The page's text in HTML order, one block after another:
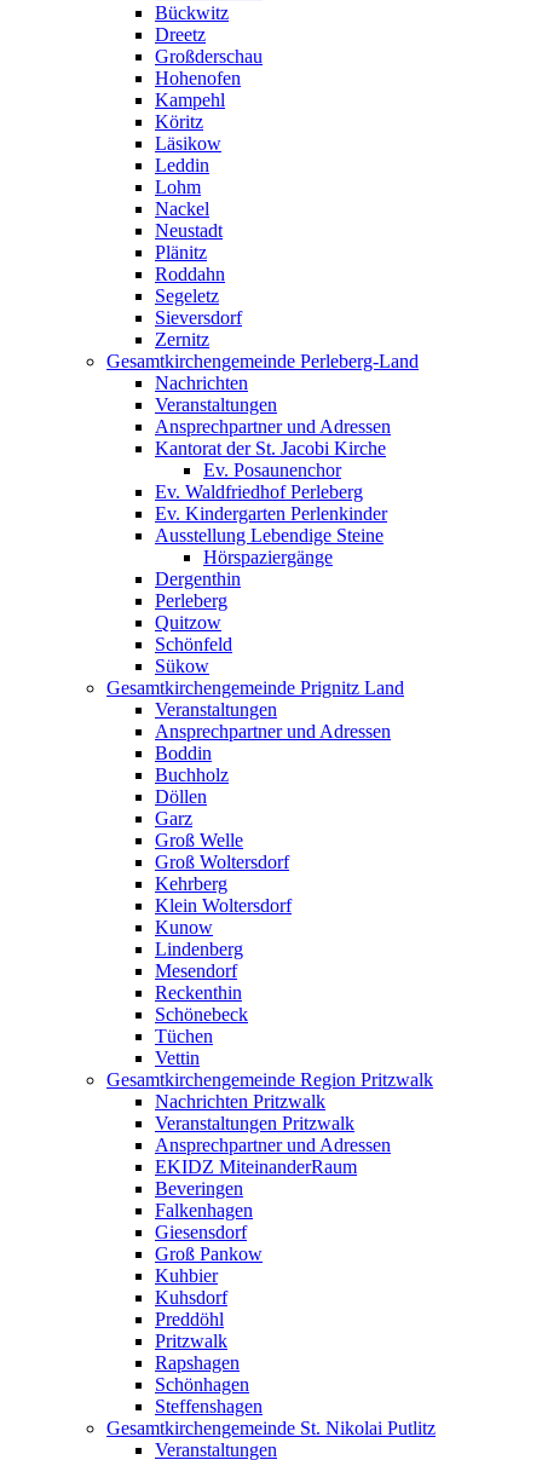
Bückwitz
Dreetz
Großderschau
Hohenofen
Kampehl
Köritz
Läsikow
Leddin
Lohm
Nackel
Neustadt
Plänitz
Roddahn
Segeletz
Sieversdorf
Zernitz
Gesamtkirchengemeinde Perleberg-Land
Nachrichten
Veranstaltungen
Ansprechpartner und Adressen
Kantorat der St. Jacobi Kirche
Ev. Posaunenchor
Ev. Waldfriedhof Perleberg
Ev. Kindergarten Perlenkinder
Ausstellung Lebendige Steine
Hörspaziergänge
Dergenthin
Perleberg
Quitzow
Schönfeld
Sükow
Gesamtkirchengemeinde Prignitz Land
Veranstaltungen
Ansprechpartner und Adressen
Boddin
Buchholz
Döllen
Garz
Groß Welle
Groß Woltersdorf
Kehrberg
Klein Woltersdorf
Kunow
Lindenberg
Mesendorf
Reckenthin
Schönebeck
Tüchen
Vettin
Gesamtkirchengemeinde Region Pritzwalk
Nachrichten Pritzwalk
Veranstaltungen Pritzwalk
Ansprechpartner und Adressen
EKIDZ MiteinanderRaum
Beveringen
Falkenhagen
Giesensdorf
Groß Pankow
Kuhbier
Kuhsdorf
Preddöhl
Pritzwalk
Rapshagen
Schönhagen
Steffenshagen
Gesamtkirchengemeinde St. Nikolai Putlitz
Veranstaltungen